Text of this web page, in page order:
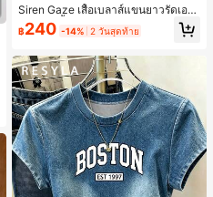
Siren Gaze เสื้อเบลาส์แขนยาวรัดเอว
ลายจุดสีน้ำตาลใหม่สำหรับฤดูใบไม้ร่ว
งสำหรับผู้หญิง
฿240 -14% 2 วันสุดท้าย